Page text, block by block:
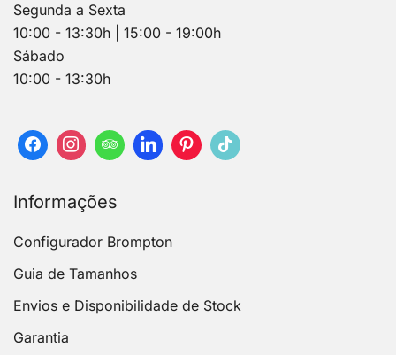
Segunda a Sexta
10:00 - 13:30h | 15:00 - 19:00h
Sábado
10:00 - 13:30h
Informações
Configurador Brompton
Guia de Tamanhos
Envios e Disponibilidade de Stock
Garantia